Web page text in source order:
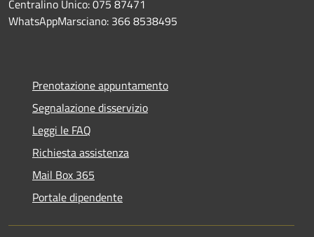
Centralino Unico: 075 87471
WhatsAppMarsciano: 366 8538495
Prenotazione appuntamento
Segnalazione disservizio
Leggi le FAQ
Richiesta assistenza
Mail Box 365
Portale dipendente